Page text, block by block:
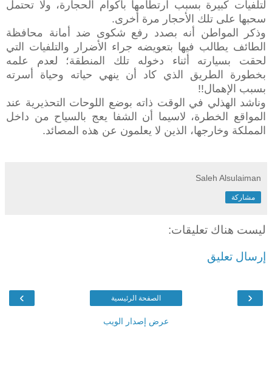
لتلفيات كبيرة بسبب ارتطامها بأكوام الحجارة، ولا تحتمل
سحبها على تلك الأحجار مرة أخرى.
وذكر المواطن أنه بصدد رفع شكوى ضد أمانة محافظة
الطائف يطالب فيها بتعويضه جراء الأضرار والتلفيات التي
لحقت بسيارته أثناء دخوله تلك المنطقة؛ لعدم علمه
بخطورة الطريق الذي كاد أن ينهي حياته وحياة أسرته
بسبب الإهمال!!
وناشد الهذلي في الوقت ذاته بوضع اللوحات التحذيرية عند
المواقع الخطرة، لاسيما أن الشفا يعج بالسياح من داخل
المملكة وخارجها، الذين لا يعلمون عن هذه المصائد.
Saleh Alsulaiman
مشاركة
ليست هناك تعليقات:
إرسال تعليق
‹
› الصفحة الرئيسية
عرض إصدار الويب